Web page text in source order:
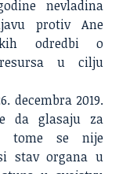
nevladina
protiv Ane
odredbi o
resursa u cilju
decembra 2019.
da glasaju za
tome se nije
stav organa u